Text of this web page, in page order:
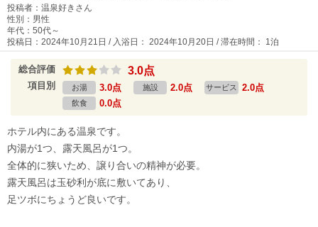
投稿者：温泉好きさん
性別：男性
年代：50代～
投稿日：2024年10月21日 / 入浴日： 2024年10月20日 / 滞在時間： 1泊
総合評価 3.0点
項目別 お湯 3.0点 施設 2.0点 サービス 2.0点
飲食 0.0点
ホテル内にある温泉です。
内湯が1つ、露天風呂が1つ。
全体的に狭いため、譲り合いの精神が必要。
露天風呂は玉砂利が底に敷いてあり、
足ツボにちょうど良いです。